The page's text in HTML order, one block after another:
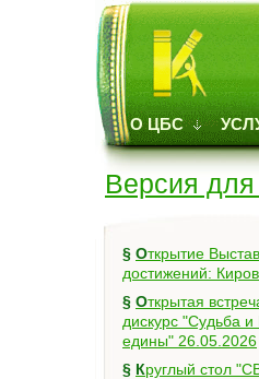
О ЦБС
Версия
§ Открытие Выставки
достижений:
§ Открытая встреча-
дискурс "Судьба и
едины" 26.05.2026
§ Круглый стол "СВОя